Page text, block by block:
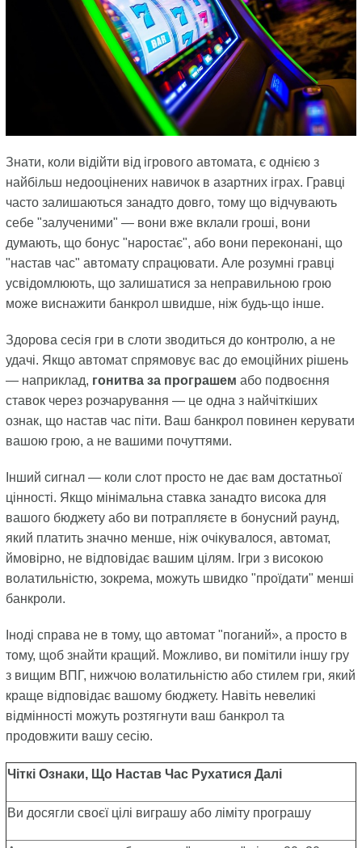
Знати, коли відійти від ігрового автомата, є однією з
найбільш недооцінених навичок в азартних іграх. Гравці
часто залишаються занадто довго, тому що відчувають
себе "залученими" — вони вже вклали гроші, вони
думають, що бонус "наростає", або вони переконані, що
"настав час" автомату спрацювати. Але розумні гравці
усвідомлюють, що залишатися за неправильною грою
може виснажити банкрол швидше, ніж будь-що інше.
Здорова сесія гри в слоти зводиться до контролю, а не
удачі. Якщо автомат спрямовує вас до емоційних рішень
— наприклад, гонитва за програшем або подвоєння
ставок через розчарування — це одна з найчіткіших
ознак, що настав час піти. Ваш банкрол повинен керувати
вашою грою, а не вашими почуттями.
Інший сигнал — коли слот просто не дає вам достатньої
цінності. Якщо мінімальна ставка занадто висока для
вашого бюджету або ви потрапляєте в бонусний раунд,
який платить значно менше, ніж очікувалося, автомат,
ймовірно, не відповідає вашим цілям. Ігри з високою
волатильністю, зокрема, можуть швидко "проїдати" менші
банкроли.
Іноді справа не в тому, що автомат "поганий», а просто в
тому, щоб знайти кращий. Можливо, ви помітили іншу гру
з вищим ВПГ, нижчою волатильністю або стилем гри, який
краще відповідає вашому бюджету. Навіть невеликі
відмінності можуть розтягнути ваш банкрол та
продовжити вашу сесію.
Чіткі Ознаки, Що Настав Час Рухатися Далі
Ви досягли своєї цілі виграшу або ліміту програшу